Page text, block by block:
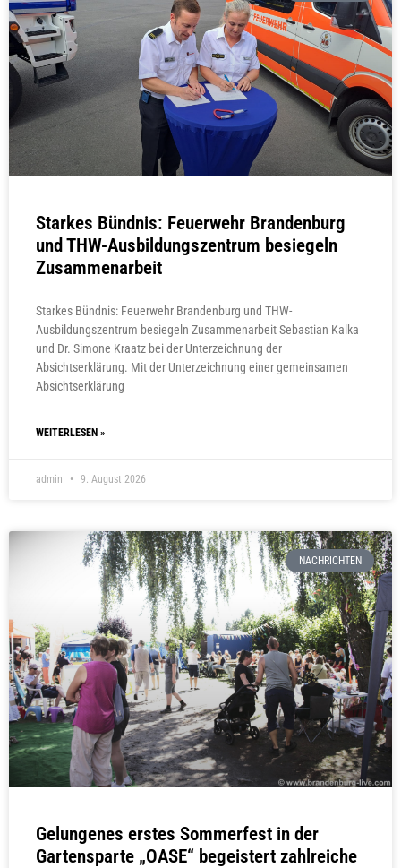
Starkes Bündnis: Feuerwehr Brandenburg
und THW-Ausbildungszentrum besiegeln
Zusammenarbeit
Starkes Bündnis: Feuerwehr Brandenburg und THW-
Ausbildungszentrum besiegeln Zusammenarbeit Sebastian Kalka
und Dr. Simone Kraatz bei der Unterzeichnung der
Absichtserklärung. Mit der Unterzeichnung einer gemeinsamen
Absichtserklärung
WEITERLESEN »
admin 9. August 2026
NACHRICHTEN
Gelungenes erstes Sommerfest in der
Gartensparte „OASE“ begeistert zahlreiche